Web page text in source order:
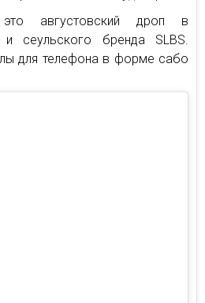
августовский дроп в
сеульского бренда SLBS.
для телефона в форме сабо